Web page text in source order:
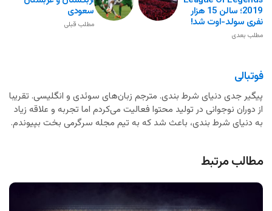
سعودی
مطلب قبلی
2019؛ سالن 15 هزار
نفری سولد-اوت شد!
مطلب بعدی
فوتبالی
پیگیر جدی دنیای شرط بندی. مترجم زبان‌های سوئدی و انگلیسی. تقریبا
از دوران نوجوانی در تولید محتوا فعالیت می‌کردم اما تجربه و علاقه زیاد
به دنیای شرط بندی، باعث شد که به تیم مجله سرگرمی بخت بپیوندم.
مطالب مرتبط